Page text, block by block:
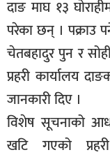
कुराकानी
जीवनशैली
साहित्य
सूचना-
प्रवधि
दाङ माघ १३
परेका छन् । पक्राउ
चेतबहादुर पुन र
प्रहरी कार्यालय
जानकारी दिए ।
विशेष सूचनाको
खटि गएको